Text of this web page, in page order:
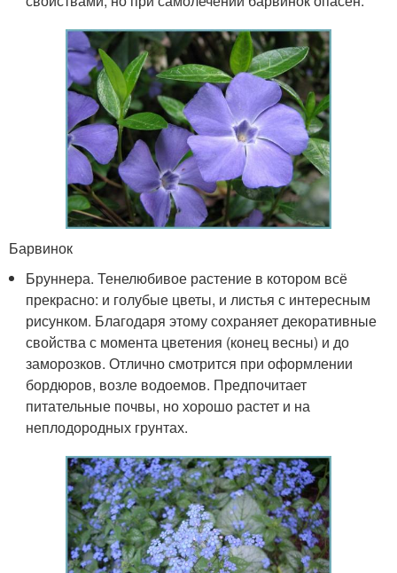
Барвинок
Бруннера. Тенелюбивое растение в котором всё
прекрасно: и голубые цветы, и листья с интересным
рисунком. Благодаря этому сохраняет декоративные
свойства с момента цветения (конец весны) и до
заморозков. Отлично смотрится при оформлении
бордюров, возле водоемов. Предпочитает
питательные почвы, но хорошо растет и на
неплодородных грунтах.